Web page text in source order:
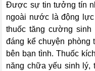
Được sự tin tưởng tín
ngoài nước là động
thuốc tăng cường
đáng kể chuyện phòng
bên bạn tình. Thuốc
năng chữa yếu sinh lý,